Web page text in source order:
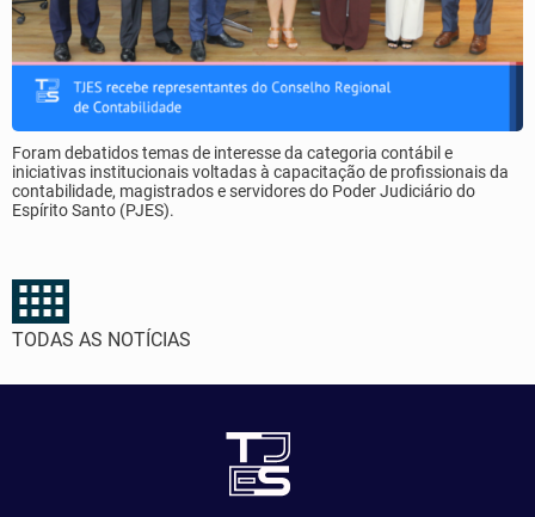
Foram debatidos temas de interesse da categoria contábil e
iniciativas institucionais voltadas à capacitação de profissionais da
contabilidade, magistrados e servidores do Poder Judiciário do
Espírito Santo (PJES).
TODAS AS NOTÍCIAS